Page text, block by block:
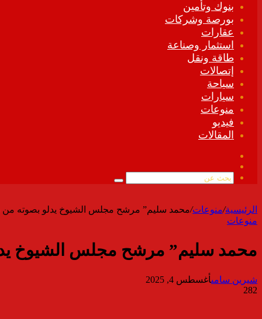
بنوك وتأمين
بورصة وشركات
عقارات
استثمار وصناعة
طاقة ونقل
إتصالات
سياحة
سيارات
منوعات
فيديو
المقالات
الموقع
بحث
الرئيسية/منوعات/محمد سليم” مرشح مجلس الشيوخ يدلو بصوته من
منوعات
محمد سليم” مرشح مجلس الشيوخ
شيرين سامىأغسطس 4, 2025
282